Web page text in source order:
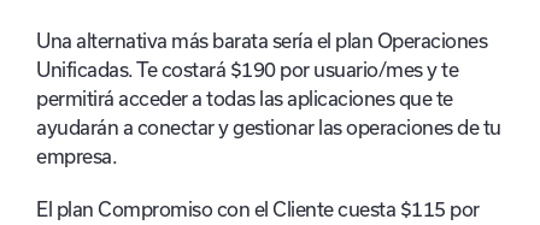
Una alternativa más barata sería el plan Operaciones
Unificadas. Te costará $190 por usuario/mes y te
permitirá acceder a todas las aplicaciones que te
ayudarán a conectar y gestionar las operaciones de tu
empresa.
El plan Compromiso con el Cliente cuesta $115 por